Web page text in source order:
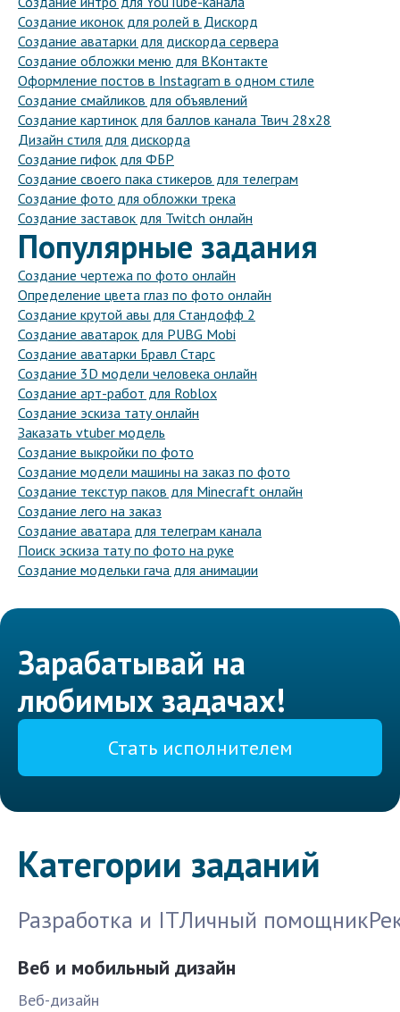
Создание иконок для ролей в Дискорд
Создание аватарки для дискорда сервера
Создание обложки меню для ВКонтакте
Оформление постов в Instagram в одном стиле
Создание смайликов для объявлений
Создание картинок для баллов канала Твич 28х28
Дизайн стиля для дискорда
Создание гифок для ФБР
Создание своего пака стикеров для телеграм
Создание фото для обложки трека
Создание заставок для Twitch онлайн
Популярные задания
Создание чертежа по фото онлайн
Определение цвета глаз по фото онлайн
Создание крутой авы для Стандофф 2
Создание аватарок для PUBG Mobi
Создание аватарки Бравл Старс
Создание 3D модели человека онлайн
Создание арт-работ для Roblox
Создание эскиза тату онлайн
Заказать vtuber модель
Создание выкройки по фото
Создание модели машины на заказ по фото
Создание текстур паков для Minecraft онлайн
Создание лего на заказ
Создание аватара для телеграм канала
Поиск эскиза тату по фото на руке
Создание модельки гача для анимации
Зарабатывай на
любимых задачах!
Стать исполнителем
Категории заданий
Разработка и ITЛичный помощник
Веб и мобильный дизайн
Веб-дизайн